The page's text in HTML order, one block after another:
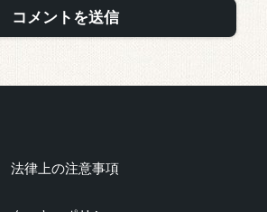
法律上の注意事項